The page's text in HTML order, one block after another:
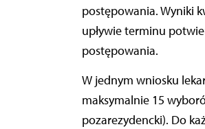
postępowania. Wyniki
upływie terminu
postępowania.
W jednym wniosku
maksymalnie 15
pozarezydencki). Do